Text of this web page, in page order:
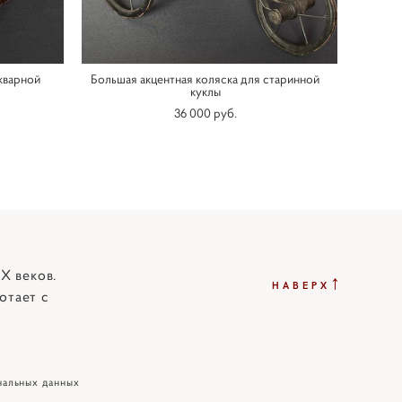
Большая акцентная коляска для старинной
куклы
36 000 pуб.
веков.
с
НАВЕРХ ↑
данных